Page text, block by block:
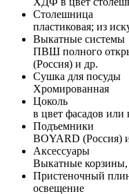
Столешница
пластиковая; из
Выкатные системы
ПВШ полного
(Россия) и др.
Сушка для посуды
Хромированная
Цоколь
в цвет фасадов или
Подъемники
BOYARD (Россия)
Аксессуары
Выкатные
Пристеночный
освещение